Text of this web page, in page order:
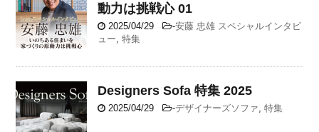
動力は挑戦心 01
2025/04/29 -安藤 忠雄 スペシャルインタビ
ュー ,特集
Designers Sofa 特集 2025
2025/04/29 -デザイナーズソファ ,特集